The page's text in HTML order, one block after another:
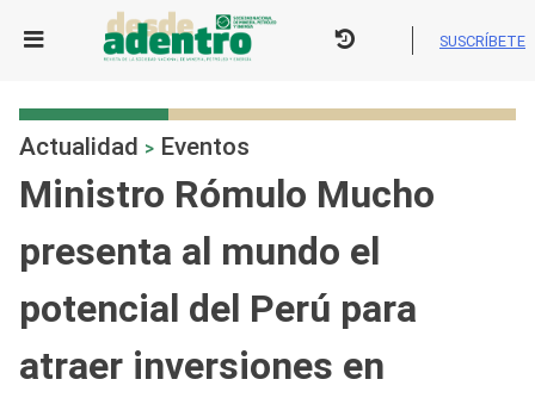
SUSCRÍBETE
Actualidad > Eventos
Ministro Rómulo Mucho
presenta al mundo el
potencial del Perú para
atraer inversiones en